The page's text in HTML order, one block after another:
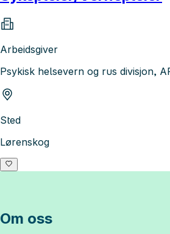
Arbeidsgiver
Psykisk helsevern og rus divisjon,
Sted
Lørenskog
Om oss